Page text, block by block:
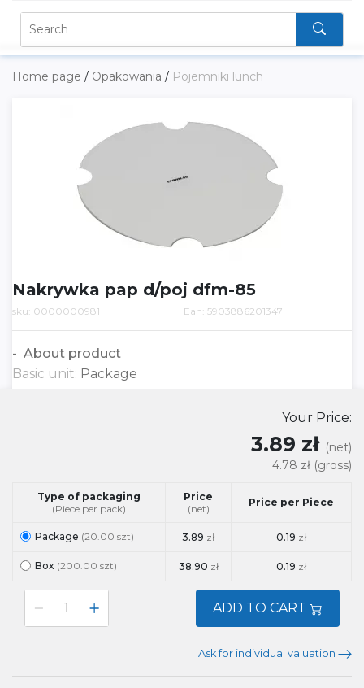
Home page / Opakowania / Pojemniki lunch
Nakrywka pap d/poj dfm-85
sku: 0000000981 Ean: 5903886201347
About product
Basic unit: Package
Your Price:
3.89 zł (net)
4.78 zł (gross)
Type of packaging
(Piece per pack)
Price
(net)
Price per Piece
Package (20.00 szt) 3.89 zł 0.19 zł
Box (200.00 szt) 38.90 zł 0.19 zł
ADD TO CART
Ask for individual valuation